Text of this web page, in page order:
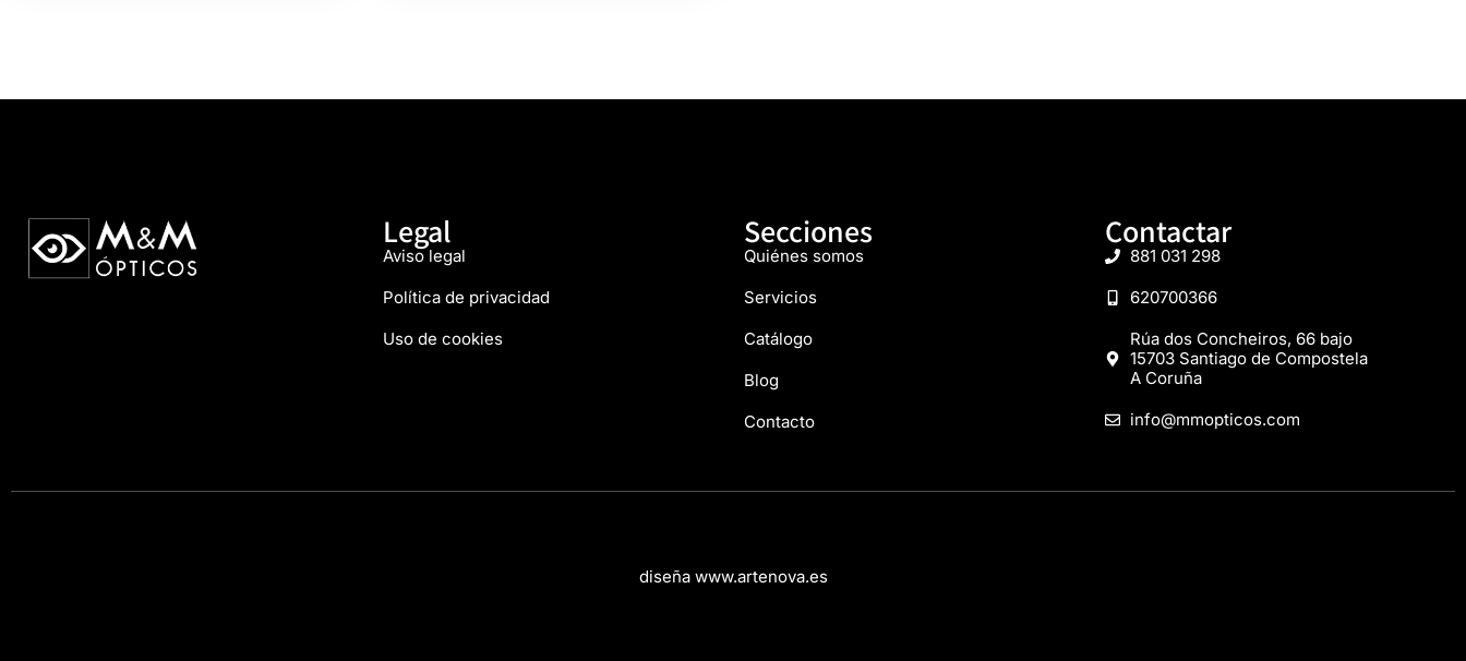
Legal
Aviso legal
Política de privacidad
Uso de cookies
Secciones
Quiénes somos
Servicios
Catálogo
Blog
Contacto
Contactar
881 031 298
620700366
Rúa dos Concheiros, 66 bajo
15703 Santiago de Compostela
A Coruña
info@mmopticos.com
diseña www.artenova.es